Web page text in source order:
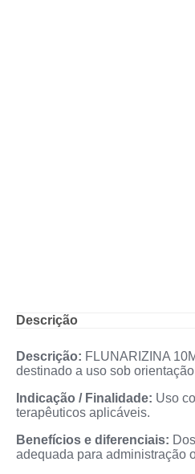
Descrição
Descrição: FLUNARIZINA
destinado a uso sob
Indicação / Finalidade: Uso
terapêuticos aplicáveis.
Benefícios e diferenciais:
adequada para administração